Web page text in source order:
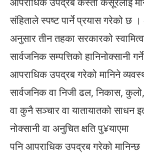
संहिताले स्पष्ट पार्ने प्रयास गरेको छ
अनुसार तीन तहका सरकारको
सार्वजनिक सम्पत्तिको हानिनोक्सानी
आपराधिक उपद्रब गरेको मानिने
सार्वजनिक वा निजी ढल, निकास,
वा कुनै सञ्चार वा यातायातको साधन
नोक्सानी वा अनुचित क्षति पु¥याएमा
पनि आपराधिक उपद्रब गरेको मानिन्छ